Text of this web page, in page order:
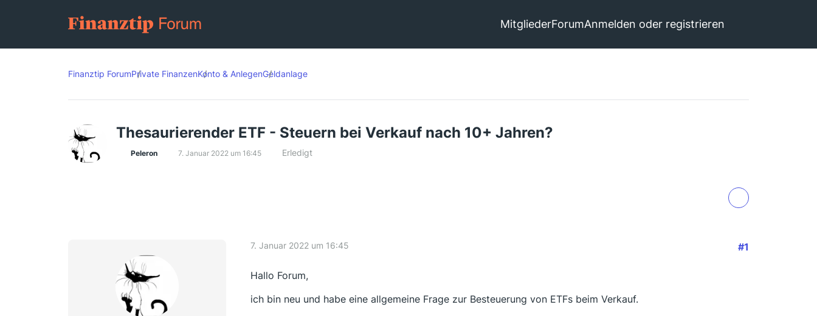
MitgliederForumAnmelden oder registrieren
Finanztip ForumPrivate FinanzenKonto & AnlegenGeldanlage
Thesaurierender ETF - Steuern bei Verkauf nach 10+ Jahren?
Peleron 7. Januar 2022 um 16:45 Erledigt
7. Januar 2022 um 16:45 #1
Hallo Forum,
ich bin neu und habe eine allgemeine Frage zur Besteuerung von ETFs beim Verkauf.